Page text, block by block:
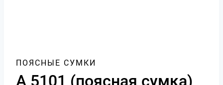
ПОЯСНЫЕ СУМКИ
А 5101 (поясная сумка)